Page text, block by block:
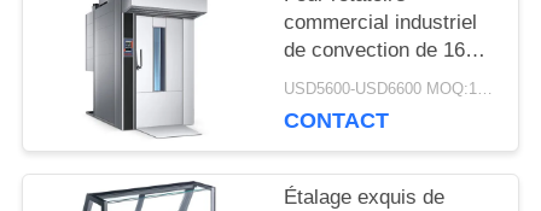
UN DEVIS
PLAN
commercial industriel
de convection de 16
plateaux de four
gaz
USD5600-USD6600 MOQ:1piece
CONTACT
Étalage exquis de